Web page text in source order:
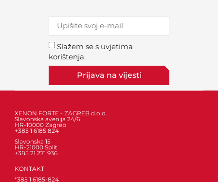
Slažem se s uvjetima
korištenja.
Prijava na vijesti
XENON FORTE - ZAGREB d.o.o.
Slavonska avenija 24/6
HR-10000 Zagreb
+385 1 6185 824
Slavonska 15
HR-21000 Split
+385 21 271 936
KONTAKT
*385 1 6185-824